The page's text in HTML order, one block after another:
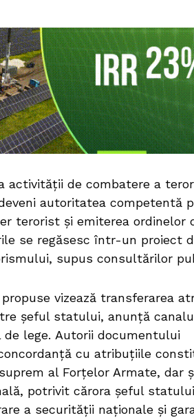
activității de combatere a
autoritatea competentă
terorist și emiterea ordinelor
se regăsesc într-un proiect
supus consultărilor
vizează transferarea
șeful statului, anunță
lege. Autorii documentului
cu atribuțiile
al Forțelor Armate, dar
potrivit cărora șeful
a securității naționale și